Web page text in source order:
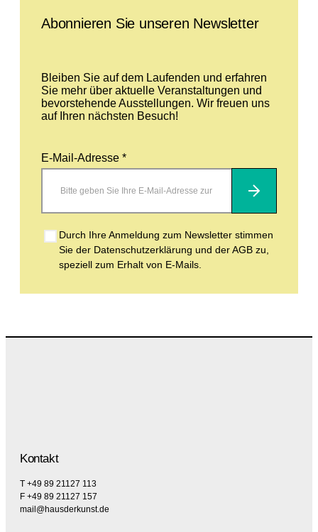
Abonnieren Sie unseren Newsletter
Bleiben Sie auf dem Laufenden und erfahren
Sie mehr über aktuelle Veranstaltungen und
bevorstehende Ausstellungen. Wir freuen uns
auf Ihren nächsten Besuch!
E-Mail-Adresse *
Abonnieren
Durch Ihre Anmeldung zum Newsletter stimmen
Sie der Datenschutzerklärung und der AGB zu,
speziell zum Erhalt von E-Mails.
Kontakt
T +49 89 21127 113
F +49 89 21127 157
mail@hausderkunst.de